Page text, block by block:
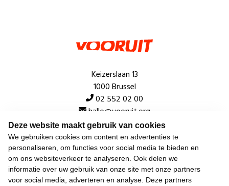
Deze website maakt gebruik van cookies
We gebruiken cookies om content en advertenties te
personaliseren, om functies voor social media te bieden en
om ons websiteverkeer te analyseren. Ook delen we
informatie over uw gebruik van onze site met onze partners
voor social media, adverteren en analyse. Deze partners
Keizerslaan 13
1000 Brussel
02 552 02 00
hallo@vooruit.org
Snel
Over de beweging